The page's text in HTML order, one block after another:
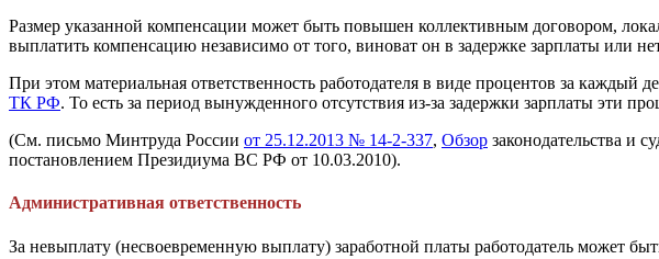
Размер указанной компенсации может быть повышен коллективным договором,
выплатить компенсацию независимо от того, виноват он в задержке зарплаты или
При этом материальная ответственность работодателя в виде процентов за каждый
ТК РФ. То есть за период вынужденного отсутствия из-за задержки зарплаты эти
(См. письмо Минтруда России от 25.12.2013 № 14-2-337, Обзор законодательства и
постановлением Президиума ВС РФ от 10.03.2010).
Административная ответственность
За невыплату (несвоевременную выплату) заработной платы работодатель может